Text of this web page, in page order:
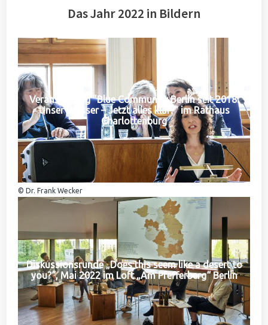
Das Jahr 2022 in Bildern
Veranstaltung "Blue Community Berlin seit 2018:
Unser Wasser – Jetzt alles klar?" im Rathaus
Charlottenburg
© Dr. Frank Wecker
Diskussionsrunde „Does this seem like a desert to
you?“, Mai 2022 im Loft „Am Pfefferberg“ Berlin